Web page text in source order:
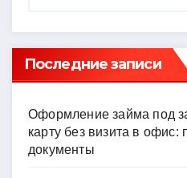
Последние записи
Оформление займа под
карту без визита в офис:
документы